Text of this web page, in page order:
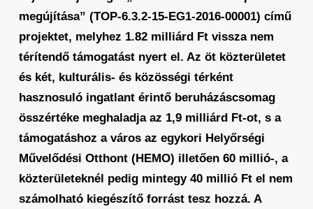
megújítása” (TOP-6.3.2-15-EG1-2016-00001) című
projektet, melyhez 1.82 milliárd Ft vissza nem
térítendő támogatást nyert el. Az öt közterületet
és két, kulturális- és közösségi térként
hasznosuló ingatlant érintő beruházáscsomag
összértéke meghaladja az 1,9 milliárd Ft-ot, s a
támogatáshoz a város az egykori Helyőrségi
Művelődési Otthont (HEMO) illetően 60 millió-, a
közterületeknél pedig mintegy 40 millió Ft el nem
számolható kiegészítő forrást tesz hozzá. A